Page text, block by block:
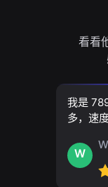
看看
我是
多，速
W